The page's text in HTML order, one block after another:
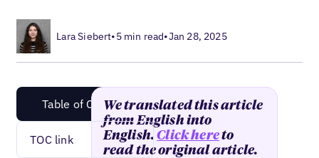
Lara Siebert•5 min read•Jan 28, 2025
Table of Content
TOC link
We translated this article
from English into
English.Click hereto
read the original article.